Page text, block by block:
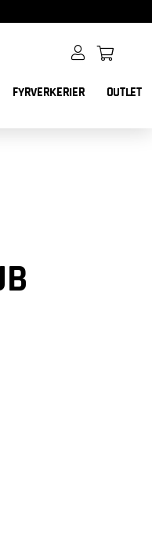
FYRVERKERIER
OUTLET